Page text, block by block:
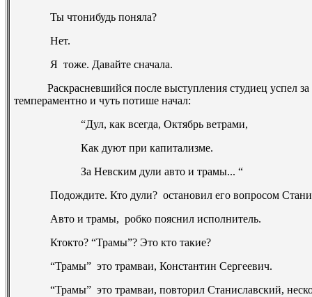
­ Ты что­нибудь поняла?
­ Нет.
­ Я ­ тоже. Давайте сначала.
Раскрасневшийся после выступления студиец успел за
темпераментно и чуть потише начал:
“Дул, как всегда, Октябрь ветрами,
Как дуют при капитализме.
За Невским дули авто и трамы... “
Подождите. Кто дули? ­ остановил его вопросом
­ Авто и трамы, ­ робко пояснил исполнитель.
­ Кто­кто? “Трамы”? Это кто такие?
­ “Трамы” ­ это трамваи, Константин Сергеевич.
“Трамы” ­ это трамваи,­ повторил Станиславский,